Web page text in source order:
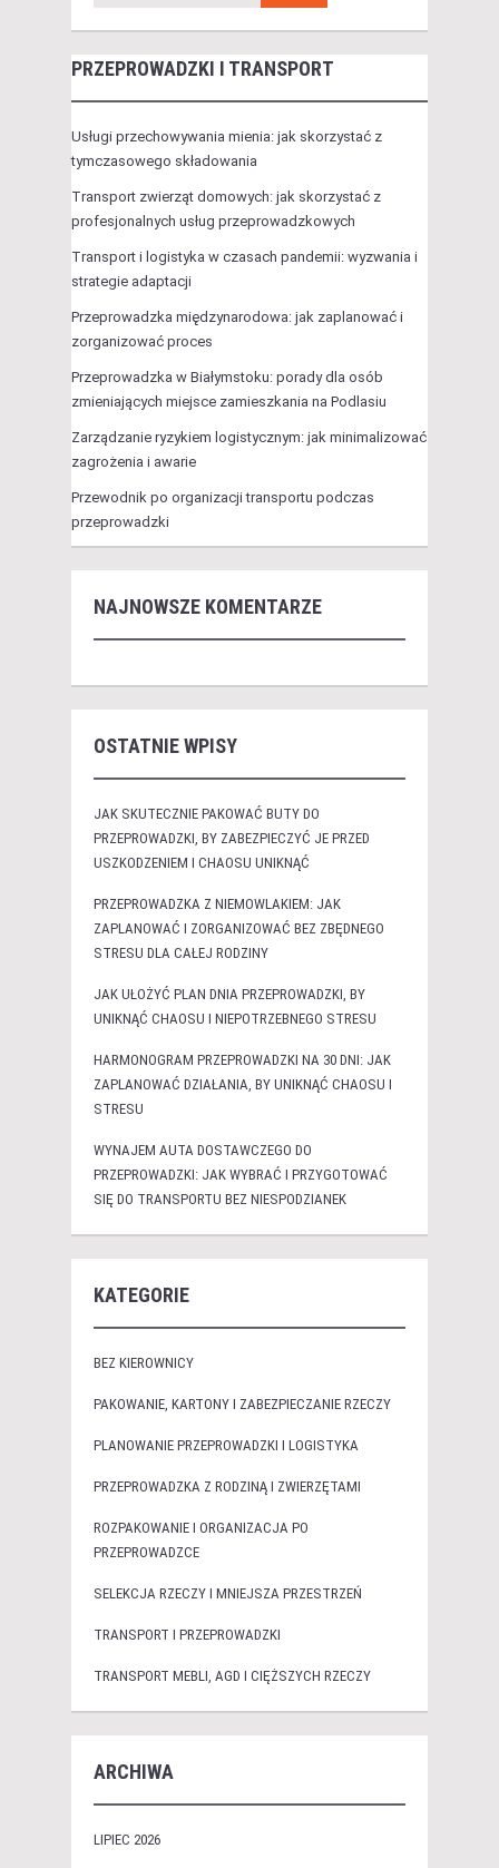
PRZEPROWADZKI I TRANSPORT
Usługi przechowywania mienia: jak skorzystać z
tymczasowego składowania
Transport zwierząt domowych: jak skorzystać z
profesjonalnych usług przeprowadzkowych
Transport i logistyka w czasach pandemii: wyzwania i
strategie adaptacji
Przeprowadzka międzynarodowa: jak zaplanować i
zorganizować proces
Przeprowadzka w Białymstoku: porady dla osób
zmieniających miejsce zamieszkania na Podlasiu
Zarządzanie ryzykiem logistycznym: jak minimalizować
zagrożenia i awarie
Przewodnik po organizacji transportu podczas
przeprowadzki
NAJNOWSZE KOMENTARZE
OSTATNIE WPISY
JAK SKUTECZNIE PAKOWAĆ BUTY DO
PRZEPROWADZKI, BY ZABEZPIECZYĆ JE PRZED
USZKODZENIEM I CHAOSU UNIKNĄĆ
PRZEPROWADZKA Z NIEMOWLAKIEM: JAK
ZAPLANOWAĆ I ZORGANIZOWAĆ BEZ ZBĘDNEGO
STRESU DLA CAŁEJ RODZINY
JAK UŁOŻYĆ PLAN DNIA PRZEPROWADZKI, BY
UNIKNĄĆ CHAOSU I NIEPOTRZEBNEGO STRESU
HARMONOGRAM PRZEPROWADZKI NA 30 DNI: JAK
ZAPLANOWAĆ DZIAŁANIA, BY UNIKNĄĆ CHAOSU I
STRESU
WYNAJEM AUTA DOSTAWCZEGO DO
PRZEPROWADZKI: JAK WYBRAĆ I PRZYGOTOWAĆ
SIĘ DO TRANSPORTU BEZ NIESPODZIANEK
KATEGORIE
BEZ KIEROWNICY
PAKOWANIE, KARTONY I ZABEZPIECZANIE RZECZY
PLANOWANIE PRZEPROWADZKI I LOGISTYKA
PRZEPROWADZKA Z RODZINĄ I ZWIERZĘTAMI
ROZPAKOWANIE I ORGANIZACJA PO
PRZEPROWADZCE
SELEKCJA RZECZY I MNIEJSZA PRZESTRZEŃ
TRANSPORT I PRZEPROWADZKI
TRANSPORT MEBLI, AGD I CIĘŻSZYCH RZECZY
ARCHIWA
LIPIEC 2026